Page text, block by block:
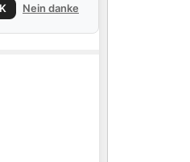
Nein danke